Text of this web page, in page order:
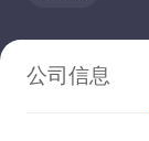
公司信息